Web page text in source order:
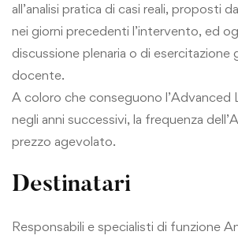
all’analisi pratica di casi reali, proposti
nei giorni precedenti l’intervento, ed
discussione plenaria o di esercitazione
docente.
A coloro che conseguono l’Advanced
negli anni successivi, la frequenza
prezzo agevolato.
Destinatari
Responsabili e specialisti di funzione